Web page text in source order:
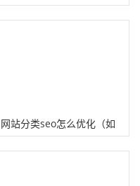
的原因及恢复方法）
网站分类seo怎么优化（如
何调整有利于SEO排名）